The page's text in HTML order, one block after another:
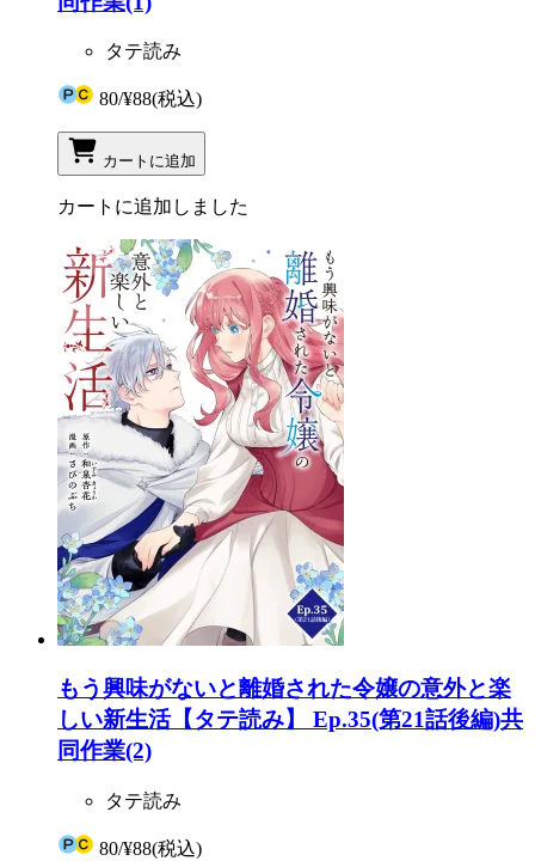
タテ読み
80/¥88(税込)
カートに追加
カートに追加しました
もう興味がないと離婚された令嬢の意外と楽
しい新生活【タテ読み】 Ep.35(第21話後編)共
同作業(2)
タテ読み
80/¥88(税込)